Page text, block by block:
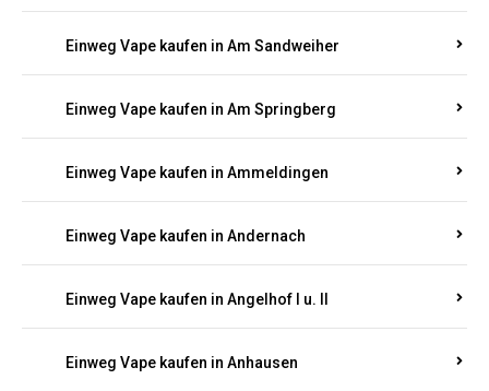
Einweg Vape kaufen in Am Sandweiher
Einweg Vape kaufen in Am Springberg
Einweg Vape kaufen in Ammeldingen
Einweg Vape kaufen in Andernach
Einweg Vape kaufen in Angelhof I u. II
Einweg Vape kaufen in Anhausen